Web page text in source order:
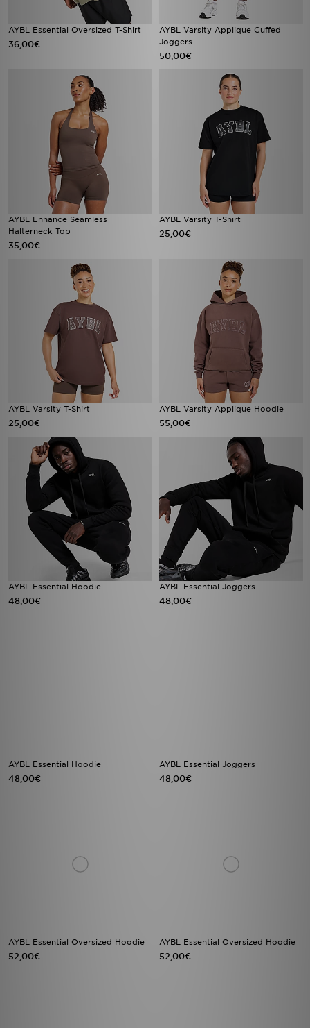
AYBL Essential Oversized T-Shirt
36,00€
AYBL Varsity Applique Cuffed
Joggers
50,00€
AYBL Enhance Seamless
Halterneck Top
35,00€
AYBL Varsity T-Shirt
25,00€
AYBL Varsity T-Shirt
25,00€
AYBL Varsity Applique Hoodie
55,00€
AYBL Essential Hoodie
48,00€
AYBL Essential Joggers
48,00€
AYBL Essential Hoodie
48,00€
AYBL Essential Joggers
48,00€
AYBL Essential Oversized Hoodie
52,00€
AYBL Essential Oversized Hoodie
52,00€